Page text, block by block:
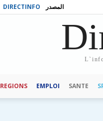
DIRECTINFO المصدر
REGIONS EMPLOI SANTE